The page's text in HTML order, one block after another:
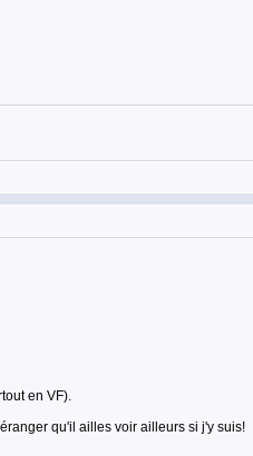
en VF).
qu'il ailles voir ailleurs si j'y suis!